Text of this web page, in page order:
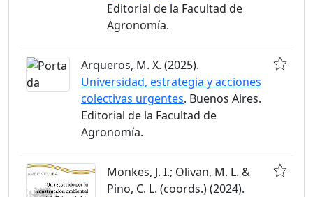
Editorial de la Facultad de
Agronomía.
Arqueros, M. X. (2025).
Universidad, estrategia y acciones
colectivas urgentes. Buenos Aires.
Editorial de la Facultad de
Agronomía.
Monkes, J. I.; Olivan, M. L. &
Pino, C. L. (coords.) (2024).